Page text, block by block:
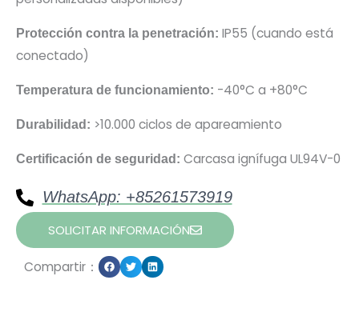
Protección contra la penetración: IP55 (cuando está
conectado)
Temperatura de funcionamiento: -40°C a +80°C
Durabilidad: >10.000 ciclos de apareamiento
Certificación de seguridad: Carcasa ignífuga UL94V-0
WhatsApp: +85261573919
SOLICITAR INFORMACIÓN
Compartir：